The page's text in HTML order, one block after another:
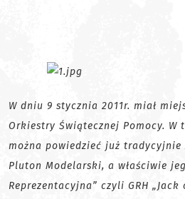
W dniu 9 stycznia 2011r. miał
Orkiestry Świątecznej Pomocy. W
można powiedzieć już tradycyjnie
Pluton Modelarski, a właściwie
Reprezentacyjna” czyli GRH